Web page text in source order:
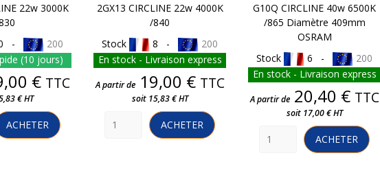
22w 3000K
-
200
(10 jours)
Prix€ TTC
€ HT
ACHETER
2GX13 CIRCLINE 22w 4000K
/840
Stock
8 -
200
En stock - Livraison express
Prix
A partir de 19,00 € TTC
soit 15,83 € HT
ACHETER
G10Q CIRCLINE 40w 6500K
/865 Diamètre 409mm
OSRAM
Stock
6 -
200
En stock - Livraison express
Prix
A partir de 20,40 € TTC
soit 17,00 € HT
ACHETER